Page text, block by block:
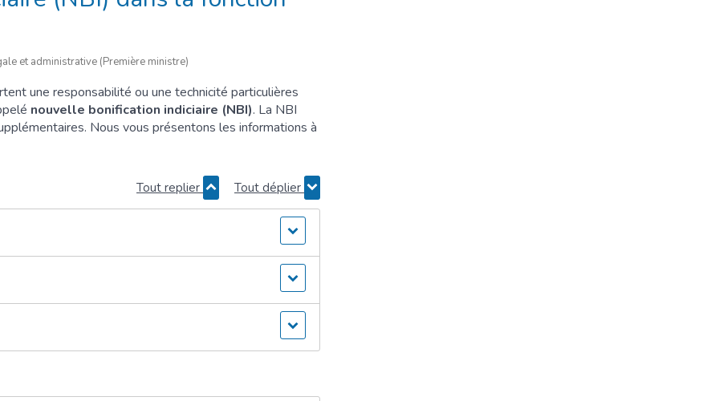
et administrative (Première ministre)
une responsabilité ou une technicité particulières
nouvelle bonification indiciaire (NBI). La NBI
Nous vous présentons les informations à
Tout replier Tout déplier